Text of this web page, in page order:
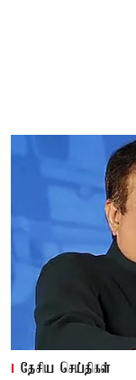
தேசிய செய்திகள்